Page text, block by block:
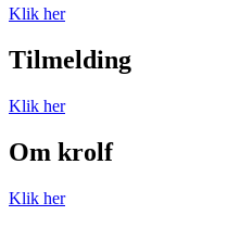
Klik her
Tilmelding
Klik her
Om krolf
Klik her